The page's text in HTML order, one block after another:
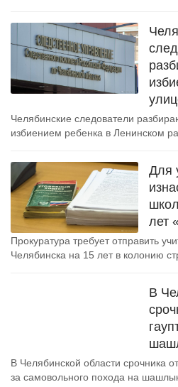
Челябинские следователи
избиением ребенка в Ленинском
Для
лет
Прокуратура требует отправить
Челябинска на 15 лет в колонию
В
В Челябинской области срочника
за самовольного похода на